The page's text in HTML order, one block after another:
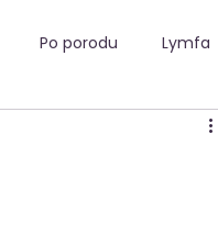
Po porodu Lymfa